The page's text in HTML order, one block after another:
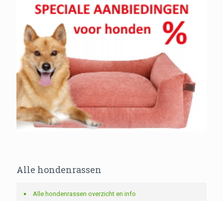
Alle hondenrassen
Alle hondenrassen overzicht en info